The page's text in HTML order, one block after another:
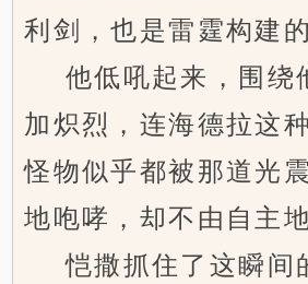
利剑，也是雷霆构建
他低吼起来，围绕
加炽烈，连海德拉这
怪物似乎都被那道光
地咆哮，却不由自主
恺撒抓住了这瞬间